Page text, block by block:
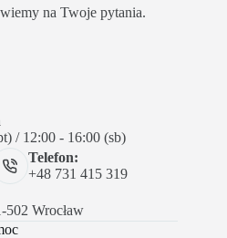
na Twoje pytania.
/ 12:00 - 16:00 (sb)
Telefon:
+48 731 415 319
502 Wrocław